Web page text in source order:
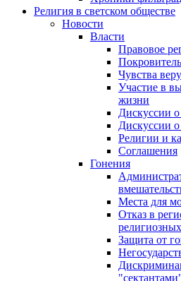
Религия в светском обществе
Новости
Власти
Правовое
Чувства
Участие в
жизни
Дискуссии
Дискуссии
Религии и
Соглашения
Гонения
Места для
Отказ в
Защита от